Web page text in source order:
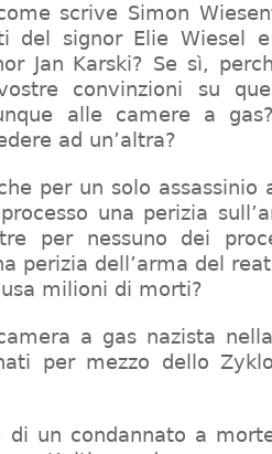
scrive Simon
del signor Elie Wiesel
Jan Karski? Se sì,
convinzioni su
alle camere a
ad un’altra?
per un solo assassinio
una perizia
per nessuno dei
perizia dell’arma del
milioni di morti?
a gas nazista
per mezzo dello
di un condannato a